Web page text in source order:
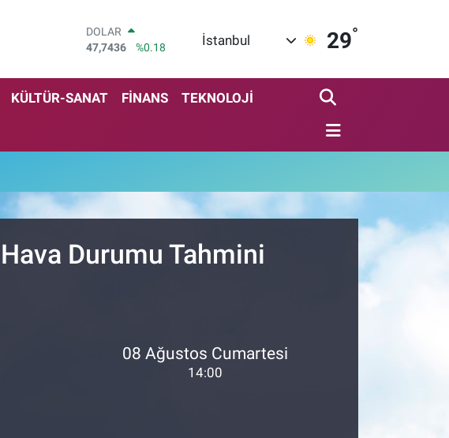
DOLAR
47,7436
%0.18
55,2510
%0.32
STERLİN
BITCOIN
64.944,08
İstanbul 29°
KÜLTÜR-SANAT FİNANS TEKNOLOJİ
Durumu Tahmini
08 Ağustos Cumartesi
14:00